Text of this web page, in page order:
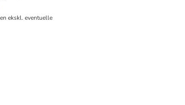
ekskl. eventuelle